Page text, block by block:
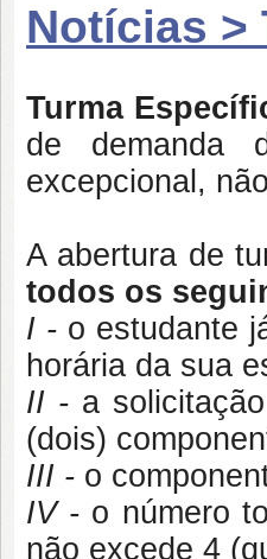
Notícias >
Turma
de demanda
excepcional,
A abertura de
todos os
I -o estudante
horária da sua
II - a
(dois)
III - o
IV - o número
não excede 4